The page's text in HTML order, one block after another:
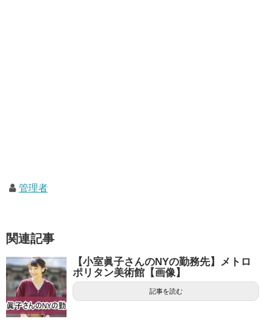
管理者
関連記事
【小室眞子さんのNYの勤務先】メトロ
ポリタン美術館【画像】
記事を読む